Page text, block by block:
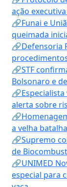
ação
🔗Funai e
queimada
🔗Defensoria
procedimentos
🔗STF
Bolsonaro e
alerta sobre
a velha
🔗Supremo
de
🔗UNIMED
especial para